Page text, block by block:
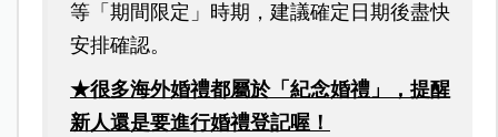
等「期間限定」時期，建議確定日期後盡快
安排確認。
★很多海外婚禮都屬於「紀念婚禮」，提醒
新人還是要進行婚禮登記喔！